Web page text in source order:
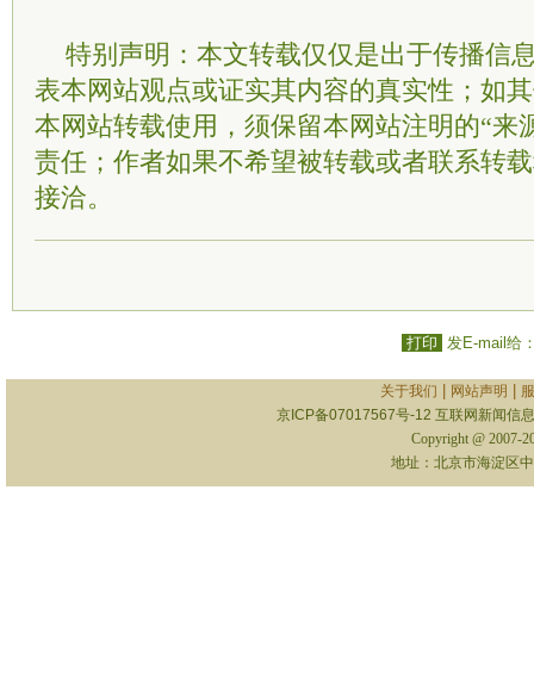
特别声明：本文转载仅仅是出于传播信
表本网站观点或证实其内容的真实性；如
本网站转载使用，须保留本网站注明的“来
责任；作者如果不希望被转载或者联系转
接洽。
打印 发E-mail给
关于我们 网站声明
京ICP备07017567号-12 互联网新闻信
Copyright @ 2007-
地址：北京市海淀区